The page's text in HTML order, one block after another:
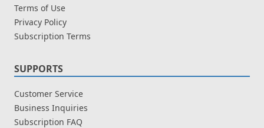
Terms of Use
Privacy Policy
Subscription Terms
SUPPORTS
Customer Service
Business Inquiries
Subscription FAQ